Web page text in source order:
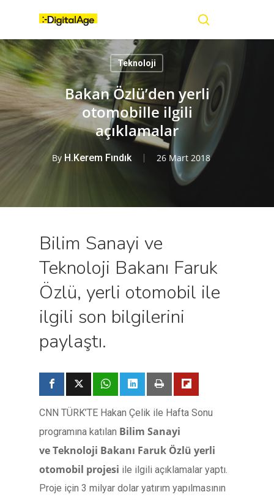
content
Teknoloji
Bakan Özlü’den yerli
otomobille ilgili
açıklamalar
By H.Kerem Fındık 26 Mart 2018
Bilim Sanayi ve
Teknoloji Bakanı Faruk
Özlü, yerli otomobil ile
ilgili son bilgilerini
paylaştı.
CNN TÜRK’TE Hakan Çelik ile Hafta Sonu
programına katılan Bilim Sanayi
ve Teknoloji Bakanı Faruk Özlü yerli
otomobil projesi ile ilgili açıklamalar yaptı.
Proje için 3 milyar dolar yatırım yapılmasının